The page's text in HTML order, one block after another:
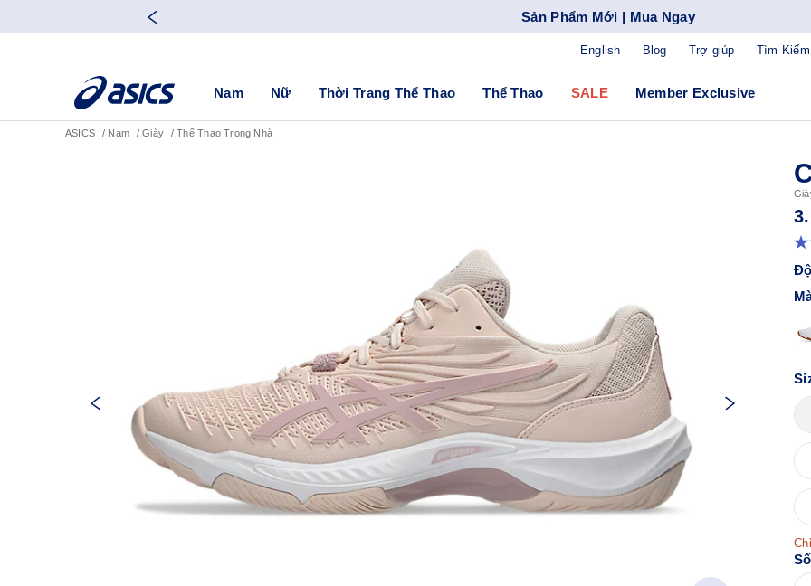
Sản Phẩm Mới | Mua Ngay
Blog Trợ giúp Tìm
English
Nam Nữ Thời Trang Thể Thao Thể Thao SALE Member Exclusive
ASICS Nam Giày Thể Thao Trong Nhà